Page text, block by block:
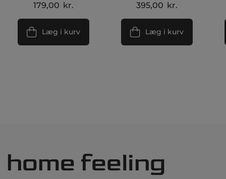
179,00 kr.
Læg i kurv
395,00 kr.
Læg i kurv
home feeling